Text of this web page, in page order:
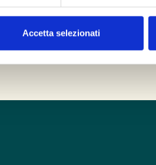
Accetta selezionati